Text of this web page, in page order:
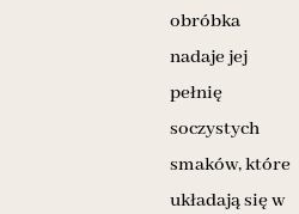
obróbka
nadaje jej
pełnię
soczystych
smaków, które
układają się w